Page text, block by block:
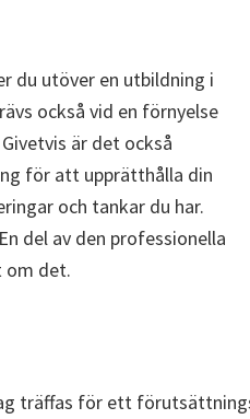
du utöver en utbildning i
också vid en förnyelse
är det också
för att upprätthålla din
och tankar du har.
del av den professionella
om det.
träffas för ett